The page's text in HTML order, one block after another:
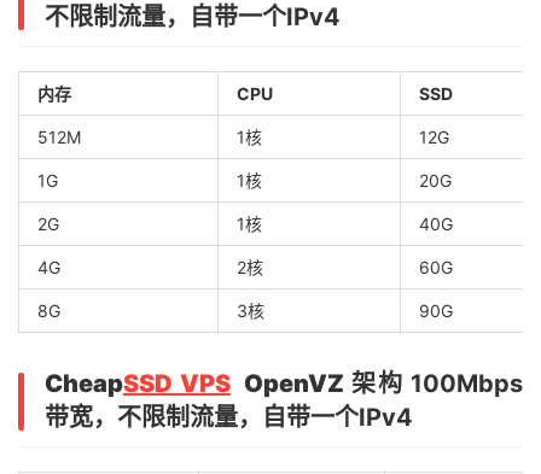
不限制流量，自带一个IPv4
内存 CPU SSD
512M 1核 12G
1G 1核 20G
2G 1核 40G
4G 2核 60G
8G 3核 90G
CheapSSD VPSOpenVZ 架构 100Mbps
带宽，不限制流量，自带一个IPv4